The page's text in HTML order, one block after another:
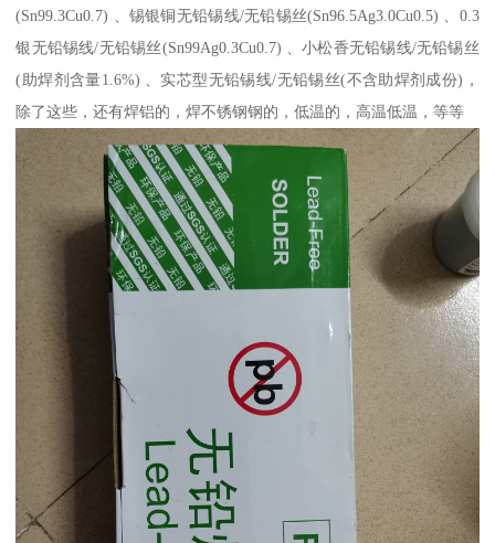
(Sn99.3Cu0.7) 、锡银铜无铅锡线/无铅锡丝(Sn96.5Ag3.0Cu0.5) 、0.3
银无铅锡线/无铅锡丝(Sn99Ag0.3Cu0.7) 、小松香无铅锡线/无铅锡丝
(助焊剂含量1.6%) 、实芯型无铅锡线/无铅锡丝(不含助焊剂成份)，
除了这些，还有焊铝的，焊不锈钢钢的，低温的，高温低温，等等